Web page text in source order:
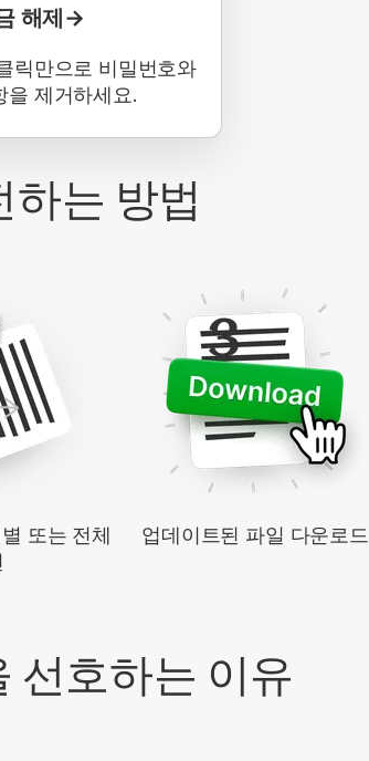
해제
릭만으로 비밀번호와
을 제거하세요.
하는 방법
또는 전체
3
업데이트된 파일 다운로드
선호하는 이유